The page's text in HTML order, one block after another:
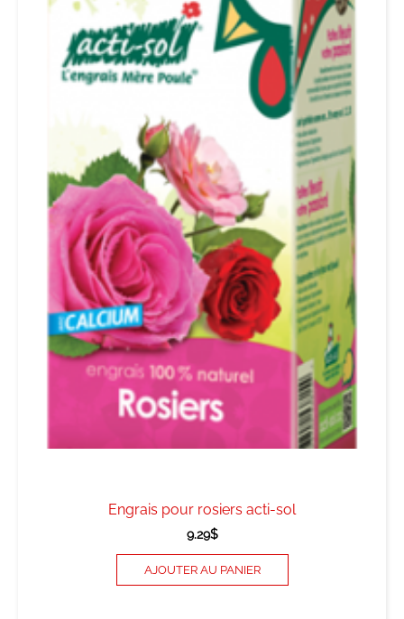
Engrais pour rosiers acti-sol
9.29$
AJOUTER AU PANIER